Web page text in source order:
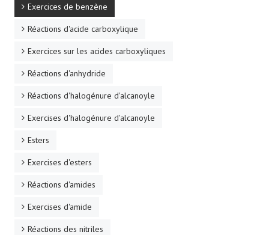
Exercices de benzène
Réactions d'acide carboxylique
Exercices sur les acides carboxyliques
Réactions d'anhydride
Réactions d'halogénure d'alcanoyle
Exercises d'halogénure d'alcanoyle
Esters
Exercises d'esters
Réactions d'amides
Exercises d'amide
Réactions des nitriles